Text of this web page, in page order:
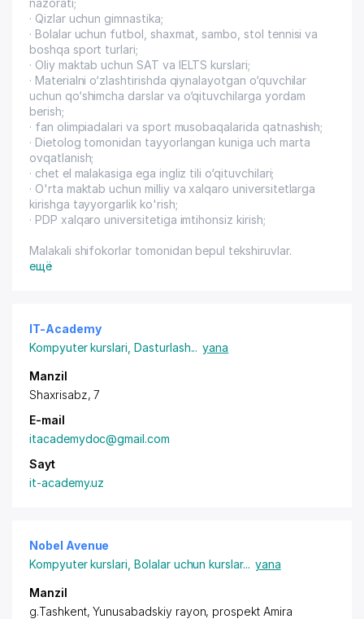
nazorati;
· Qizlar uchun gimnastika;
· Bolalar uchun futbol, ​​shaxmat, sambo, stol tennisi va
boshqa sport turlari;
· Oliy maktab uchun SAT va IELTS kurslari;
· Materialni o‘zlashtirishda qiynalayotgan o‘quvchilar
uchun qo‘shimcha darslar va o‘qituvchilarga yordam
berish;
· fan olimpiadalari va sport musobaqalarida qatnashish;
· Dietolog tomonidan tayyorlangan kuniga uch marta
ovqatlanish;
· chet el malakasiga ega ingliz tili o‘qituvchilari;
· O'rta maktab uchun milliy va xalqaro universitetlarga
kirishga tayyorgarlik ko'rish;
· PDP xalqaro universitetiga imtihonsiz kirish;
Malakali shifokorlar tomonidan bepul tekshiruvlar.
ещё
IT-Academy
Kompyuter kurslari ,Dasturlash... yana
Manzil
Shaxrisabz, 7
E-mail
itacademydoc@gmail.com
Sayt
it-academy.uz
Nobel Avenue
Kompyuter kurslari ,Bolalar uchun kurslar... yana
Manzil
g.Tashkent,Yunusabadskiy rayon, prospekt Amira